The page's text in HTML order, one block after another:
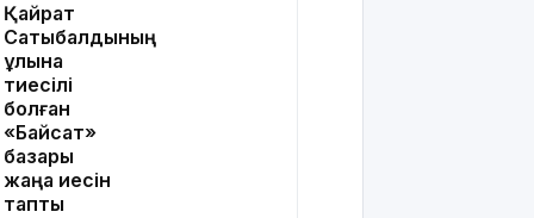
Қайрат
Сатыбалдының
ұлына
тиесілі
болған
«Байсат»
базары
жаңа иесін
тапты